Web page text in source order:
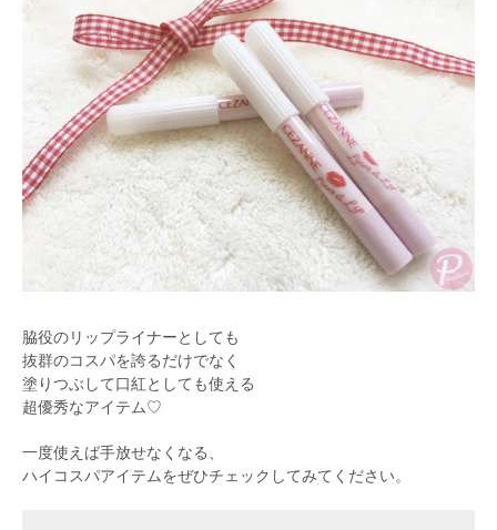
脇役のリップライナーとしても
抜群のコスパを誇るだけでなく
塗りつぶして口紅としても使える
超優秀なアイテム♡
一度使えば手放せなくなる、
ハイコスパアイテムをぜひチェックしてみてください。